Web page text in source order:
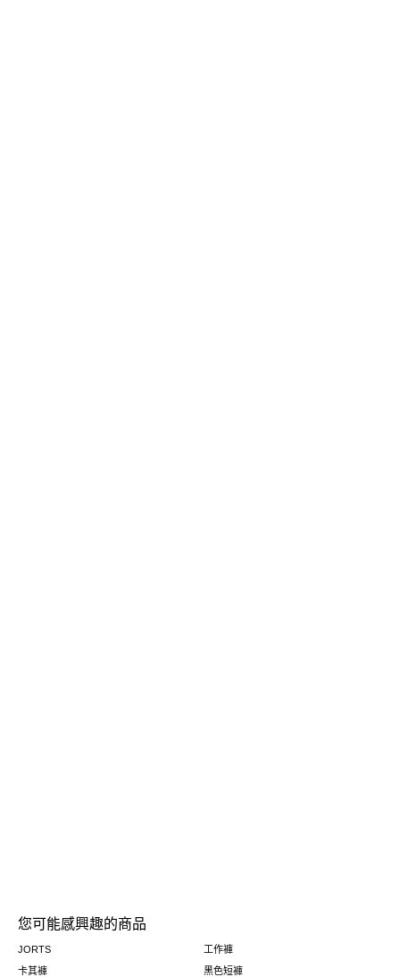
您可能感興趣的商品
JORTS
工作褲
卡其褲
黑色短褲